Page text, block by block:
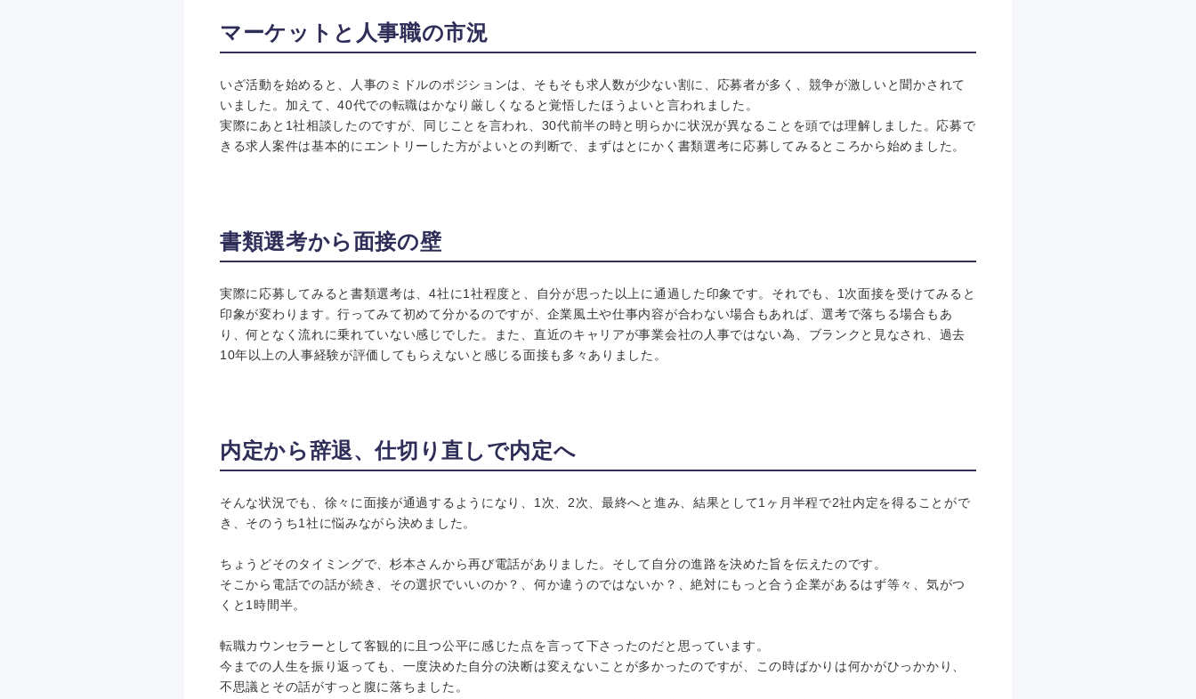
マーケットと人事職の市況
いざ活動を始めると、人事のミドルのポジションは、そもそも求人数が少ない割に、応募者が多く、競争が激しいと聞かされて
いました。加えて、40代での転職はかなり厳しくなると覚悟したほうよいと言われました。
実際にあと1社相談したのですが、同じことを言われ、30代前半の時と明らかに状況が異なることを頭では理解しました。応募で
きる求人案件は基本的にエントリーした方がよいとの判断で、まずはとにかく書類選考に応募してみるところから始めました。
書類選考から面接の壁
実際に応募してみると書類選考は、4社に1社程度と、自分が思った以上に通過した印象です。それでも、1次面接を受けてみると
印象が変わります。行ってみて初めて分かるのですが、企業風土や仕事内容が合わない場合もあれば、選考で落ちる場合もあ
り、何となく流れに乗れていない感じでした。また、直近のキャリアが事業会社の人事ではない為、ブランクと見なされ、過去
10年以上の人事経験が評価してもらえないと感じる面接も多々ありました。
内定から辞退、仕切り直しで内定へ
そんな状況でも、徐々に面接が通過するようになり、1次、2次、最終へと進み、結果として1ヶ月半程で2社内定を得ることがで
き、そのうち1社に悩みながら決めました。
ちょうどそのタイミングで、杉本さんから再び電話がありました。そして自分の進路を決めた旨を伝えたのです。
そこから電話での話が続き、その選択でいいのか？、何か違うのではないか？、絶対にもっと合う企業があるはず等々、気がつ
くと1時間半。
転職カウンセラーとして客観的に且つ公平に感じた点を言って下さったのだと思っています。
今までの人生を振り返っても、一度決めた自分の決断は変えないことが多かったのですが、この時ばかりは何かがひっかかり、
不思議とその話がすっと腹に落ちました。